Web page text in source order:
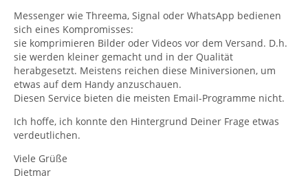
Messenger wie Threema, Signal oder WhatsApp bedienen
sich eines Kompromisses:
sie komprimieren Bilder oder Videos vor dem Versand. D.h.
sie werden kleiner gemacht und in der Qualität
herabgesetzt. Meistens reichen diese Miniversionen, um
etwas auf dem Handy anzuschauen.
Diesen Service bieten die meisten Email-Programme nicht.
Ich hoffe, ich konnte den Hintergrund Deiner Frage etwas
verdeutlichen.
Viele Grüße
Dietmar